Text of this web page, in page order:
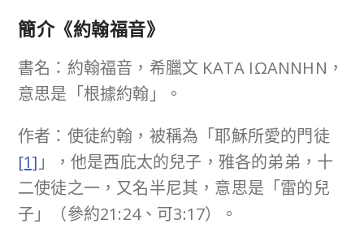
簡介《約翰福音》
書名：約翰福音，希臘文 ΚΑΤΑ ΙΩΑΝΝΗΝ，
意思是「根據約翰」。
作者：使徒約翰，被稱為「耶穌所愛的門徒
[1] 」，他是西庇太的兒子，雅各的弟弟，十
二使徒之一，又名半尼其，意思是「雷的兒
子」（參約21:24、可3:17）。